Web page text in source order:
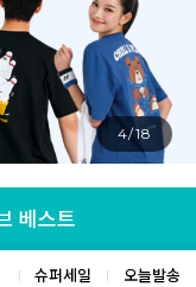
4/18
슈퍼세일 오늘발송